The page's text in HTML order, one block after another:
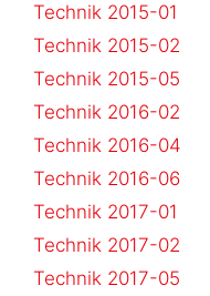
Technik 2015-01
Technik 2015-02
Technik 2015-05
Technik 2016-02
Technik 2016-04
Technik 2016-06
Technik 2017-01
Technik 2017-02
Technik 2017-05